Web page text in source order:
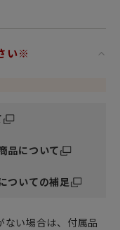
い※
品について
ついての補足
い場合は、付属品